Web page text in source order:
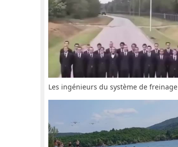
Les ingénieurs du système de freinage